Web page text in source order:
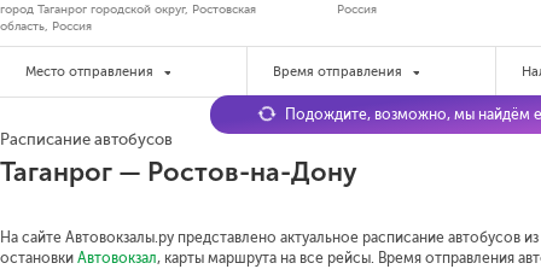
город Таганрог городской округ, Ростовская
область, Россия
Россия
Место отправления Время отправления
Расписание автобусов
Таганрог — Ростов-на-Дону
На сайте Автовокзалы.ру представлено актуальное расписание автобусов
остановки Автовокзал, карты маршрута на все рейсы. Время отправления
Подождите, возможно, мы найдём